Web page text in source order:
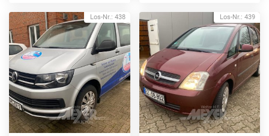
Los-Nr.: 438 Los-Nr.: 439